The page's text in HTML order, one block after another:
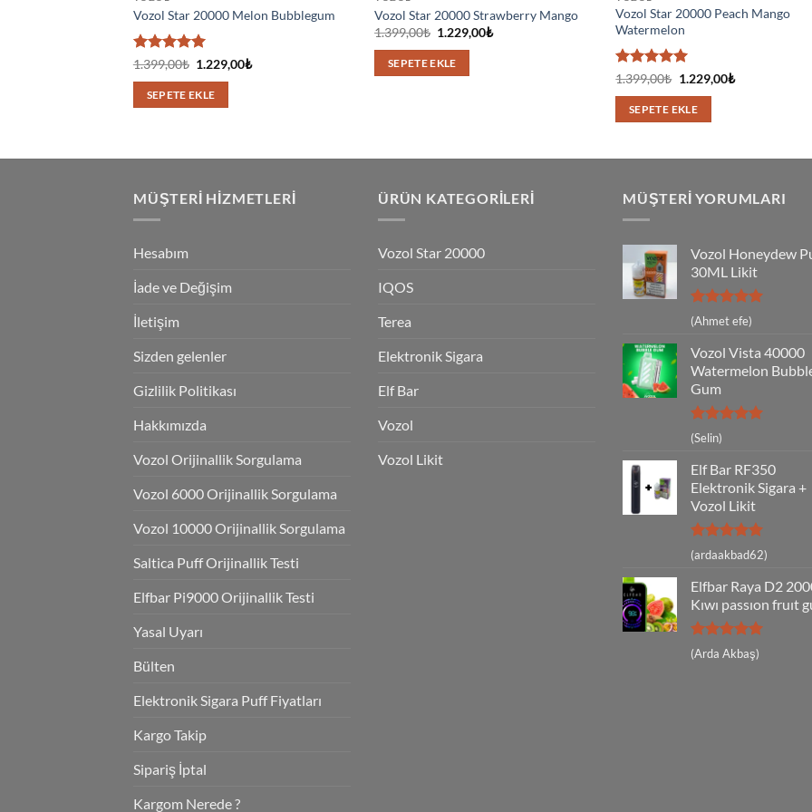
Vozol Star 20000 Melon Bubblegum
5 üzerinden
1.399,00₺ Orijinal
1.399,00₺.
1.229,00₺Şu
SEPETE EKLE
Vozol Star 20000 Strawberry Mango
1.399,00₺ Orijinal
1.399,00₺.
1.229,00₺Şu
SEPETE EKLE
Vozol Star 20000 Peach Mango
Watermelon
5 üzerinden
1.399,00₺ Orijinal
1.399,00₺.
1.229,00₺Şu
SEPETE EKLE
MÜŞTERI HIZMETLERI
Hesabım
İade ve Değişim
İletişim
Sizden gelenler
Gizlilik Politikası
Hakkımızda
Vozol Orijinallik Sorgulama
Vozol 6000 Orijinallik Sorgulama
Vozol 10000 Orijinallik Sorgulama
Saltica Puff Orijinallik Testi
Elfbar Pi9000 Orijinallik Testi
Yasal Uyarı
Bülten
Elektronik Sigara Puff Fiyatları
Kargo Takip
Sipariş İptal
Kargom Nerede ?
ÜRÜN KATEGORILERI
Vozol Star 20000
IQOS
Terea
Elektronik Sigara
Elf Bar
Vozol
Vozol Likit
MÜŞTERI YORUMLARI
Vozol Honeydew
30ML Likit
5 üzerinden
5
(Ahmet efe)
Vozol Vista 40000
Watermelon
Gum
5 üzerinden
5
oy aldı
(Selin)
Elf Bar RF350
Elektronik Sigara +
Vozol Likit
5 üzerinden
5
(ardaakbad62)
Elfbar Raya D2
Kıwı passıon fruıt
5 üzerinden
5
(Arda Akbaş)